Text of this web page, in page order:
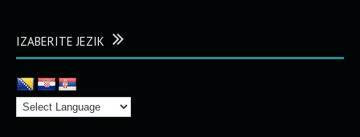
IZABERITE JEZIK